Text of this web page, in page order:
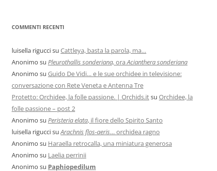
COMMENTI RECENTI
luisella riguccisu Cattleya, basta la parola, ma…
Anonimo su Pleurothallis sonderiana, oraAcianthera sonderiana
Anonimo su Guido De Vidi… e le sue orchidee in televisione:
conversazione con Rete Veneta e Antenna Tre
Protetto: Orchidee, la folle passione. | Orchids.itsu Orchidee, la
folle passione – post 2
Anonimo su Peristeria elata, il fiore dello Spirito Santo
luisella riguccisuArachnis flos-aeris… orchidea ragno
Anonimo su Haraella retrocalla, una miniatura generosa
Anonimo su Laelia perrinii
Anonimo su Paphiopedilum